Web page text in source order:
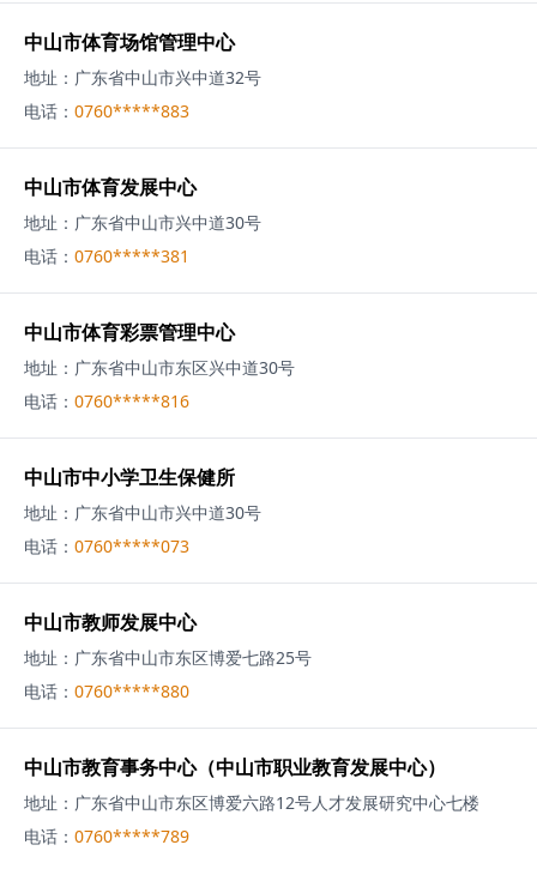
中山市体育场馆管理中心
地址： 广东省中山市兴中道32号
电话： 0760*****883
中山市体育发展中心
地址： 广东省中山市兴中道30号
电话： 0760*****381
中山市体育彩票管理中心
地址： 广东省中山市东区兴中道30号
电话： 0760*****816
中山市中小学卫生保健所
地址： 广东省中山市兴中道30号
电话： 0760*****073
中山市教师发展中心
地址： 广东省中山市东区博爱七路25号
电话： 0760*****880
中山市教育事务中心（中山市职业教育发展中心）
地址： 广东省中山市东区博爱六路12号人才发展研究中心七楼
电话： 0760*****789